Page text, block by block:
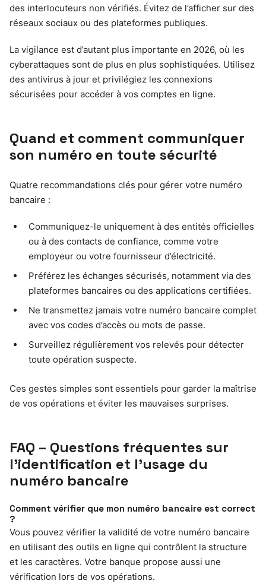
des interlocuteurs non vérifiés. Évitez de l’afficher sur des
réseaux sociaux ou des plateformes publiques.
La vigilance est d’autant plus importante en 2026, où les
cyberattaques sont de plus en plus sophistiquées. Utilisez
des antivirus à jour et privilégiez les connexions
sécurisées pour accéder à vos comptes en ligne.
Quand et comment communiquer
son numéro en toute sécurité
Quatre recommandations clés pour gérer votre numéro
bancaire :
Communiquez-le uniquement à des entités officielles
ou à des contacts de confiance, comme votre
employeur ou votre fournisseur d’électricité.
Préférez les échanges sécurisés, notamment via des
plateformes bancaires ou des applications certifiées.
Ne transmettez jamais votre numéro bancaire complet
avec vos codes d’accès ou mots de passe.
Surveillez régulièrement vos relevés pour détecter
toute opération suspecte.
Ces gestes simples sont essentiels pour garder la maîtrise
de vos opérations et éviter les mauvaises surprises.
FAQ – Questions fréquentes sur
l’identification et l’usage du
numéro bancaire
Comment vérifier que mon numéro bancaire est correct
?
Vous pouvez vérifier la validité de votre numéro bancaire
en utilisant des outils en ligne qui contrôlent la structure
et les caractères. Votre banque propose aussi une
vérification lors de vos opérations.